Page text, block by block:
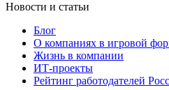
Новости и статьи
Блог
О компаниях в игровой
Жизнь в компании
ИТ-проекты
Рейтинг работодателей